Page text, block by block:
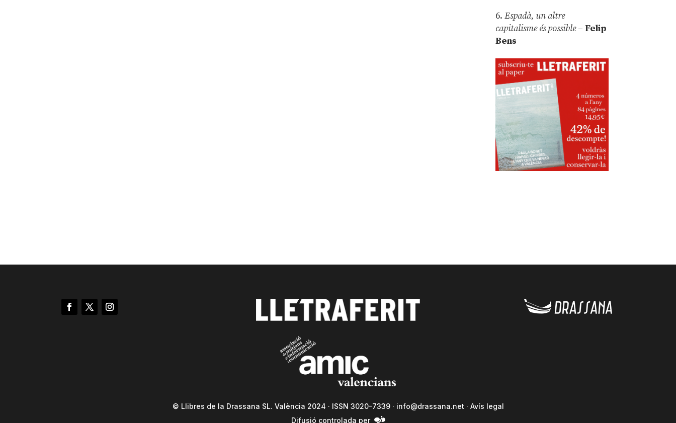
6.Espadà, un altre
capitalisme és possible – Felip
Bens
© Llibres de la Drassana SL. València 2024 · ISSN 3020-7339 · info@drassana.net · Avís legal
Difusió controlada per